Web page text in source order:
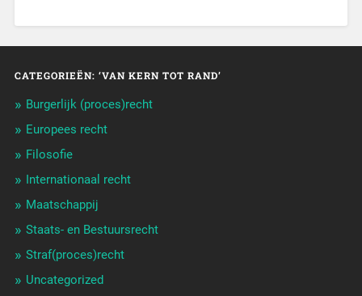
CATEGORIEËN: ‘VAN KERN TOT RAND’
Burgerlijk (proces)recht
Europees recht
Filosofie
Internationaal recht
Maatschappij
Staats- en Bestuursrecht
Straf(proces)recht
Uncategorized